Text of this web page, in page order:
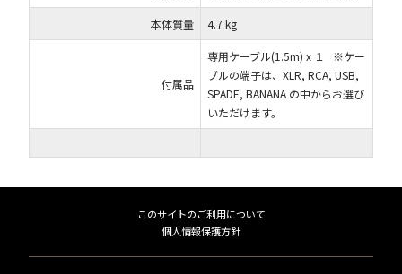
本体質量 4.7 kg
付属品
専用ケーブル(1.5m) x １ ※ケー
ブルの端子は、XLR, RCA, USB,
SPADE, BANANA の中からお選び
いただけます。
このサイトのご利用について
個人情報保護方針